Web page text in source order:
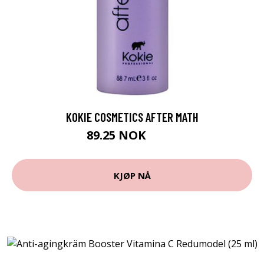
KOKIE COSMETICS AFTER MATH
89.25 NOK
KJØP NÅ